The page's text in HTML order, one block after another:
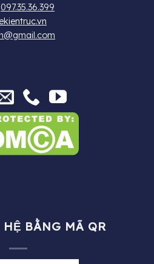
097.35.36.399
BẰNG MÃ QR